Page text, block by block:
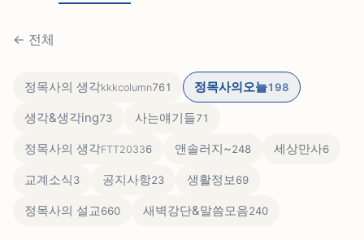
← 전체
정목사의 생각kkkcolumn761 정목사의오늘198
생각&생각ing73 사는얘기들71
정목사의 생각FTT20336 앤솔러지~248 세상만사6
교계소식3 공지사항23 생활정보69
정목사의 설교660 새벽강단&말씀모음240